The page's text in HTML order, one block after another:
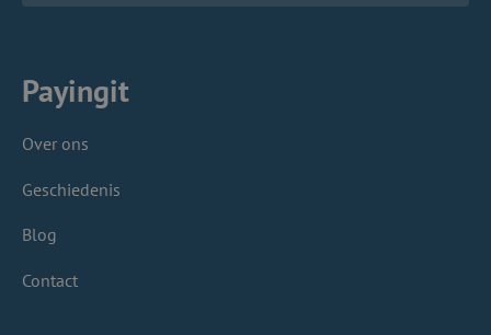
Payingit
Over ons
Geschiedenis
Blog
Contact